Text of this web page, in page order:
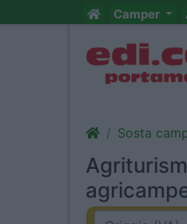
Camper
Sosta